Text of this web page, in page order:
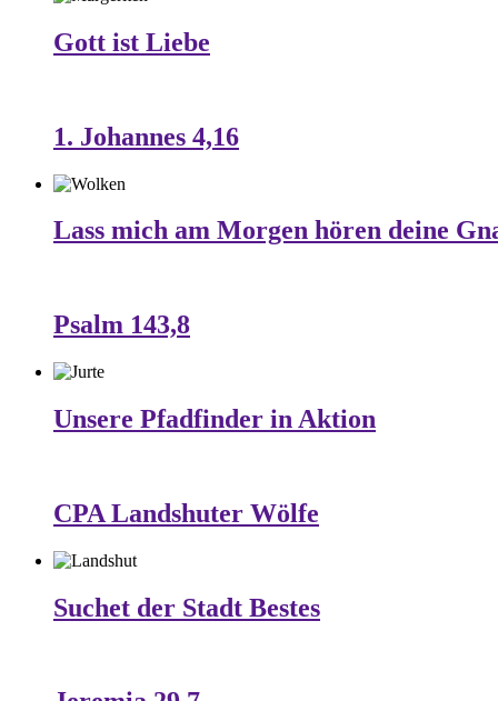
Gott ist Liebe
1. Johannes 4,16
Lass mich am Morgen hören deine
Psalm 143,8
Unsere Pfadfinder in Aktion
CPA Landshuter Wölfe
Suchet der Stadt Bestes